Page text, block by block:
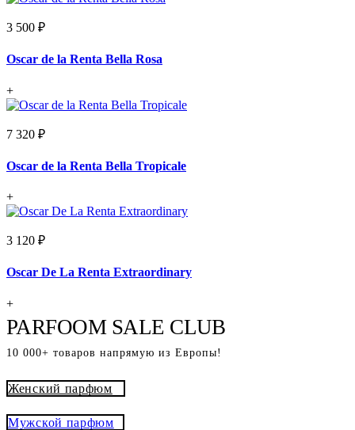
3 500 ₽
Oscar de la Renta Bella Rosa
+
7 320 ₽
Oscar de la Renta Bella Tropicale
+
3 120 ₽
Oscar De La Renta Extraordinary
+
PARFOOM SALE CLUB
10 000+ товаров напрямую из Европы!
Женский парфюм
Мужской парфюм